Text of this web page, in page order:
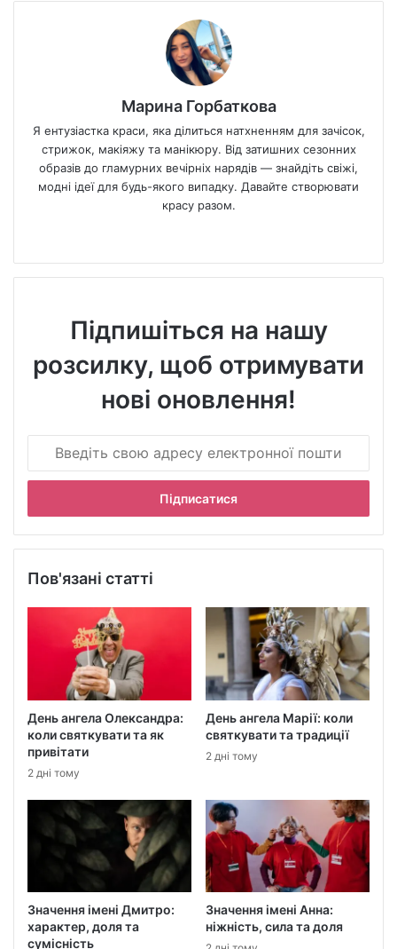
Марина Горбаткова
Я ентузіастка краси, яка ділиться натхненням для зачісок,
стрижок, макіяжу та манікюру. Від затишних сезонних
образів до гламурних вечірніх нарядів — знайдіть свіжі,
модні ідеї для будь-якого випадку. Давайте створювати
красу разом.
te
Підпишіться на нашу
розсилку, щоб отримувати
нові оновлення!
е
і
т
с
о
е
с
у
е
л
е
н
н
о
Пов'язані статті
День ангела Олександра:
коли святкувати та як
привітати
2 дні тому
День ангела Марії: коли
святкувати та традиції
2 дні тому
Значення імені Дмитро:
характер, доля та
сумісність
Значення імені Анна:
ніжність, сила та доля